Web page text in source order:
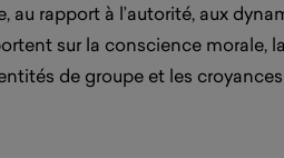
rapport à l’autorité, aux
sur la conscience morale,
de groupe et les